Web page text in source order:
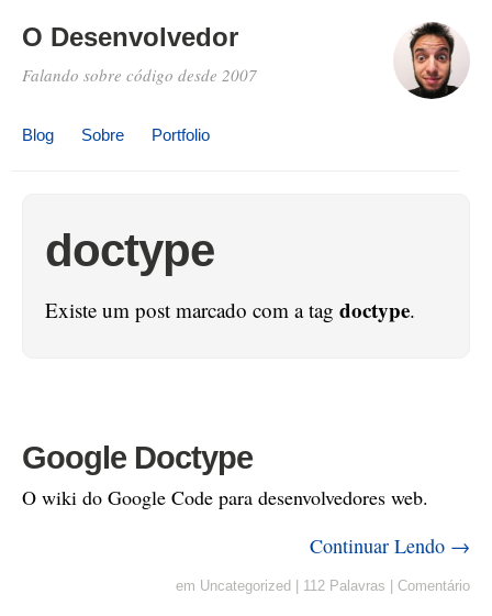
O Desenvolvedor
Falando sobre código desde 2007
Blog Sobre Portfolio
doctype
Existe um post marcado com a tag doctype.
Google Doctype
O wiki do Google Code para desenvolvedores web.
Continuar Lendo →
em Uncategorized 112 Palavras Comentário